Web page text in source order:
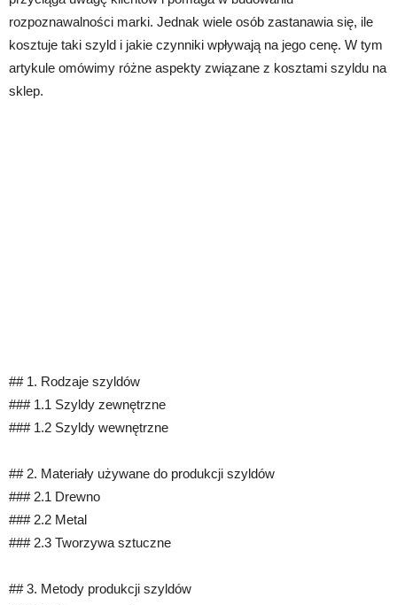
rozpoznawalności marki. Jednak wiele osób zastanawia się, ile
kosztuje taki szyld i jakie czynniki wpływają na jego cenę. W tym
artykule omówimy różne aspekty związane z kosztami szyldu na
sklep.
## 1. Rodzaje szyldów
### 1.1 Szyldy zewnętrzne
### 1.2 Szyldy wewnętrzne
## 2. Materiały używane do produkcji szyldów
### 2.1 Drewno
### 2.2 Metal
### 2.3 Tworzywa sztuczne
## 3. Metody produkcji szyldów